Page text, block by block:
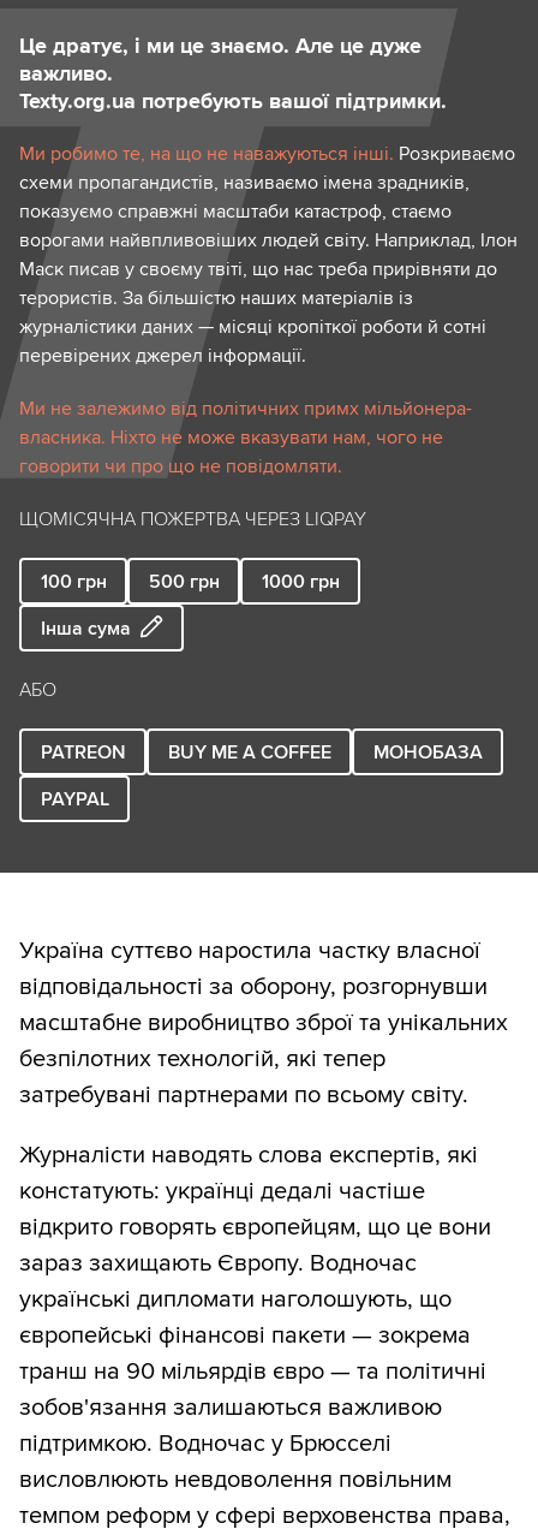
Це дратує, і ми це знаємо. Але це дуже
важливо.
Texty.org.ua потребують вашої підтримки.
Ми робимо те, на що не наважуються інші. Розкриваємо
схеми пропагандистів, називаємо імена зрадників,
показуємо справжні масштаби катастроф, стаємо
ворогами найвпливовіших людей світу. Наприклад, Ілон
Маск писав у своєму твіті, що нас треба прирівняти до
терористів. За більшістю наших матеріалів із
журналістики даних — місяці кропіткої роботи й сотні
перевірених джерел інформації.
Ми не залежимо від політичних примх мільйонера-
власника. Ніхто не може вказувати нам, чого не
говорити чи про що не повідомляти.
ЩОМІСЯЧНА ПОЖЕРТВА ЧЕРЕЗ LIQPAY
100 грн 500 грн 1000 грн
Інша сума
АБО
PATREON BUY ME A COFFEE
МОНОБАЗА
PAYPAL
Україна суттєво наростила частку власної
відповідальності за оборону, розгорнувши
масштабне виробництво зброї та унікальних
безпілотних технологій, які тепер
затребувані партнерами по всьому світу.
Журналісти наводять слова експертів, які
констатують: українці дедалі частіше
відкрито говорять європейцям, що це вони
зараз захищають Європу. Водночас
українські дипломати наголошують, що
європейські фінансові пакети — зокрема
транш на 90 мільярдів євро — та політичні
зобов'язання залишаються важливою
підтримкою. Водночас у Брюсселі
висловлюють невдоволення повільним
темпом реформ у сфері верховенства права,